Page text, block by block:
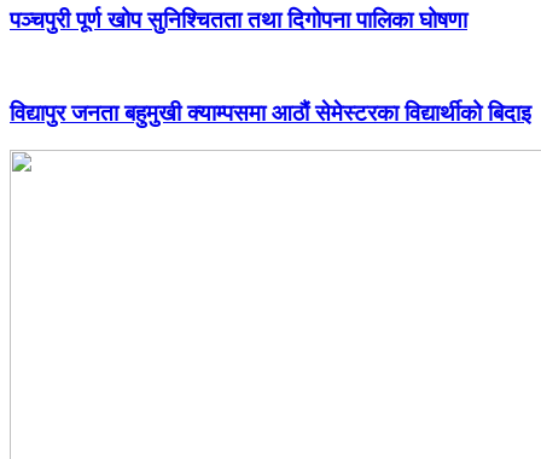
पञ्चपुरी पूर्ण खोप सुनिश्चितता तथा दिगोपना पालिका घोषणा
विद्यापुर जनता बहुमुखी क्याम्पसमा आठौं सेमेस्टरका विद्यार्थीको बिदाइ